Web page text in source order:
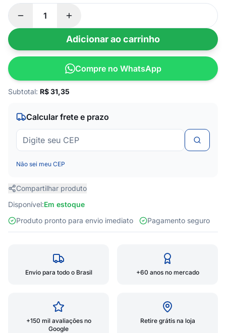
Adicionar ao carrinho
Compre no WhatsApp
Subtotal: R$31,35
Calcular frete e prazo
Não sei meu CEP
Compartilhar produto
Disponível:Em estoque
Produto pronto para envio imediato
Pagamento seguro
Envio para todo o Brasil +60 anos no mercado
+150 mil avaliações no
Google
Retire grátis na loja